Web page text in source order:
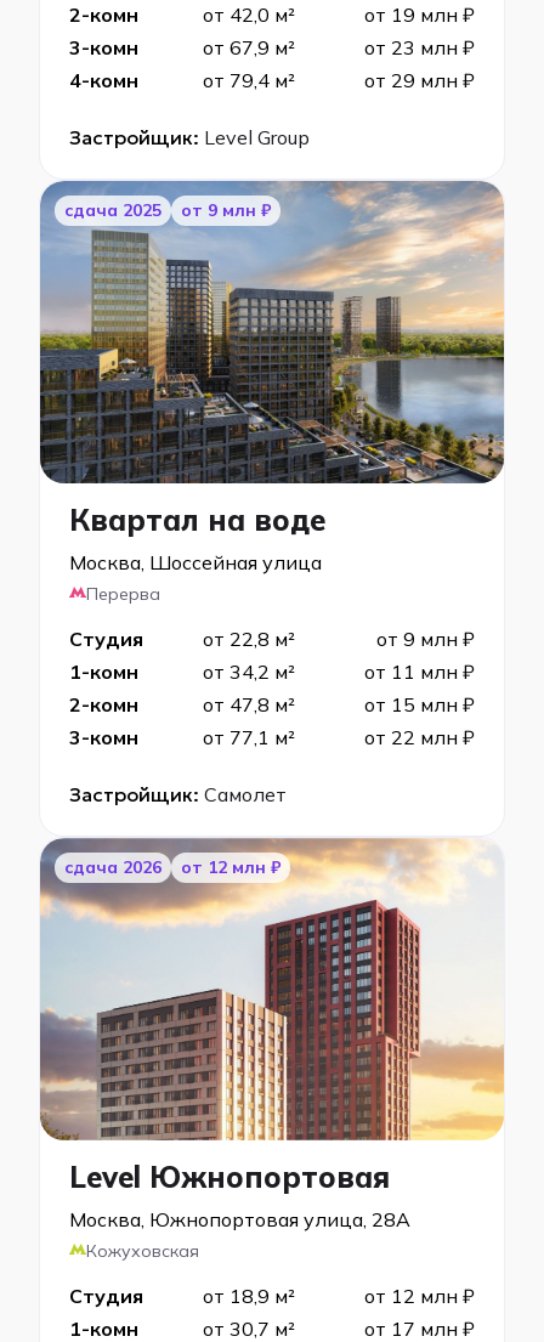
2-комн
от 42,0 м²
от 19 млн ₽
3-комн
от 67,9 м²
от 23 млн ₽
4-комн
от 79,4 м² от 29 млн ₽
Застройщик: Level Group
cдача 2025 от 9 млн ₽
Квартал на воде
Москва, Шоссейная улица
Перерва
Студия от 22,8 м²
от 9 млн ₽
1-комн
от 34,2 м²
от 11 млн ₽
2-комн
от 47,8 м²
от 15 млн ₽
3-комн
от 77,1 м² от 22 млн ₽
Застройщик: Самолет
cдача 2026 от 12 млн ₽
Level Южнопортовая
Москва, Южнопортовая улица, 28А
Кожуховская
Студия от 18,9 м²
от 12 млн ₽
1-комн
от 30,7 м²
от 17 млн ₽